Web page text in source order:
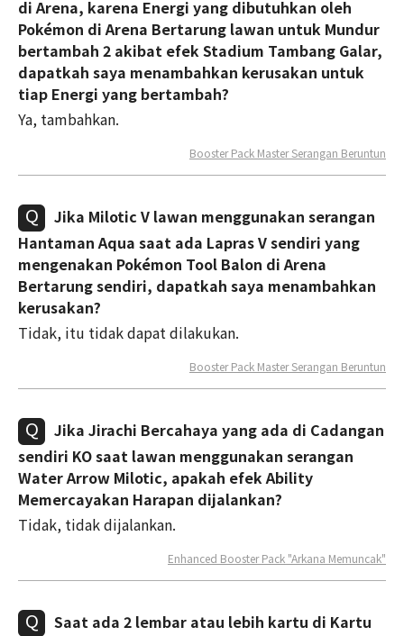
di Arena, karena Energi yang dibutuhkan oleh
Pokémon di Arena Bertarung lawan untuk Mundur
bertambah 2 akibat efek Stadium Tambang Galar,
dapatkah saya menambahkan kerusakan untuk
tiap Energi yang bertambah?
Ya, tambahkan.
Booster Pack Master Serangan Beruntun
Jika Milotic V lawan menggunakan serangan
Hantaman Aqua saat ada Lapras V sendiri yang
mengenakan Pokémon Tool Balon di Arena
Bertarung sendiri, dapatkah saya menambahkan
kerusakan?
Tidak, itu tidak dapat dilakukan.
Booster Pack Master Serangan Beruntun
Jika Jirachi Bercahaya yang ada di Cadangan
sendiri KO saat lawan menggunakan serangan
Water Arrow Milotic, apakah efek Ability
Memercayakan Harapan dijalankan?
Tidak, tidak dijalankan.
Enhanced Booster Pack "Arkana Memuncak"
Saat ada 2 lembar atau lebih kartu di Kartu